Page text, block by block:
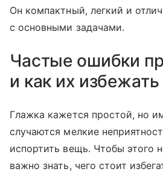
Он компактный, легкий и
с основными задачами.
Частые ошибки
и как их избежать
Глажка кажется простой, но
случаются мелкие
испортить вещь. Чтобы этого
важно знать, чего стоит